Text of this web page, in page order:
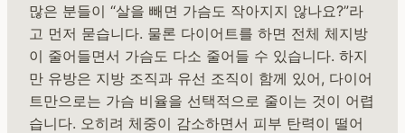
많은 분들이 “살을 빼면 가슴도 작아지지 않나요?”라
고 먼저 묻습니다. 물론 다이어트를 하면 전체 체지방
이 줄어들면서 가슴도 다소 줄어들 수 있습니다. 하지
만 유방은 지방 조직과 유선 조직이 함께 있어, 다이어
트만으로는 가슴 비율을 선택적으로 줄이는 것이 어렵
습니다. 오히려 체중이 감소하면서 피부 탄력이 떨어